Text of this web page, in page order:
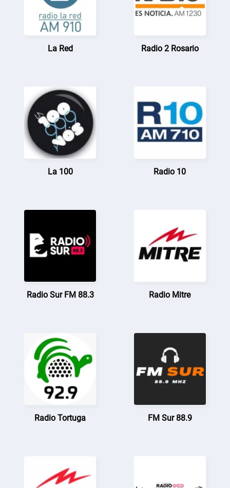
La Red Radio 2 Rosario
La 100 Radio 10
Radio Sur FM 88.3 Radio Mitre
Radio Tortuga FM Sur 88.9